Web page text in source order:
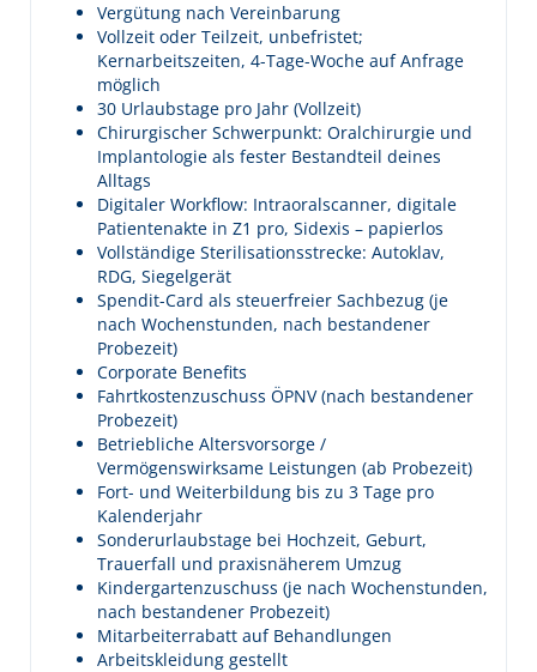
Vergütung nach Vereinbarung
Vollzeit oder Teilzeit, unbefristet;
Kernarbeitszeiten, 4-Tage-Woche auf Anfrage
möglich
30 Urlaubstage pro Jahr (Vollzeit)
Chirurgischer Schwerpunkt: Oralchirurgie und
Implantologie als fester Bestandteil deines
Alltags
Digitaler Workflow: Intraoralscanner, digitale
Patientenakte in Z1 pro, Sidexis – papierlos
Vollständige Sterilisationsstrecke: Autoklav,
RDG, Siegelgerät
Spendit-Card als steuerfreier Sachbezug (je
nach Wochenstunden, nach bestandener
Probezeit)
Corporate Benefits
Fahrtkostenzuschuss ÖPNV (nach bestandener
Probezeit)
Betriebliche Altersvorsorge /
Vermögenswirksame Leistungen (ab Probezeit)
Fort- und Weiterbildung bis zu 3 Tage pro
Kalenderjahr
Sonderurlaubstage bei Hochzeit, Geburt,
Trauerfall und praxisnäherem Umzug
Kindergartenzuschuss (je nach Wochenstunden,
nach bestandener Probezeit)
Mitarbeiterrabatt auf Behandlungen
Arbeitskleidung gestellt